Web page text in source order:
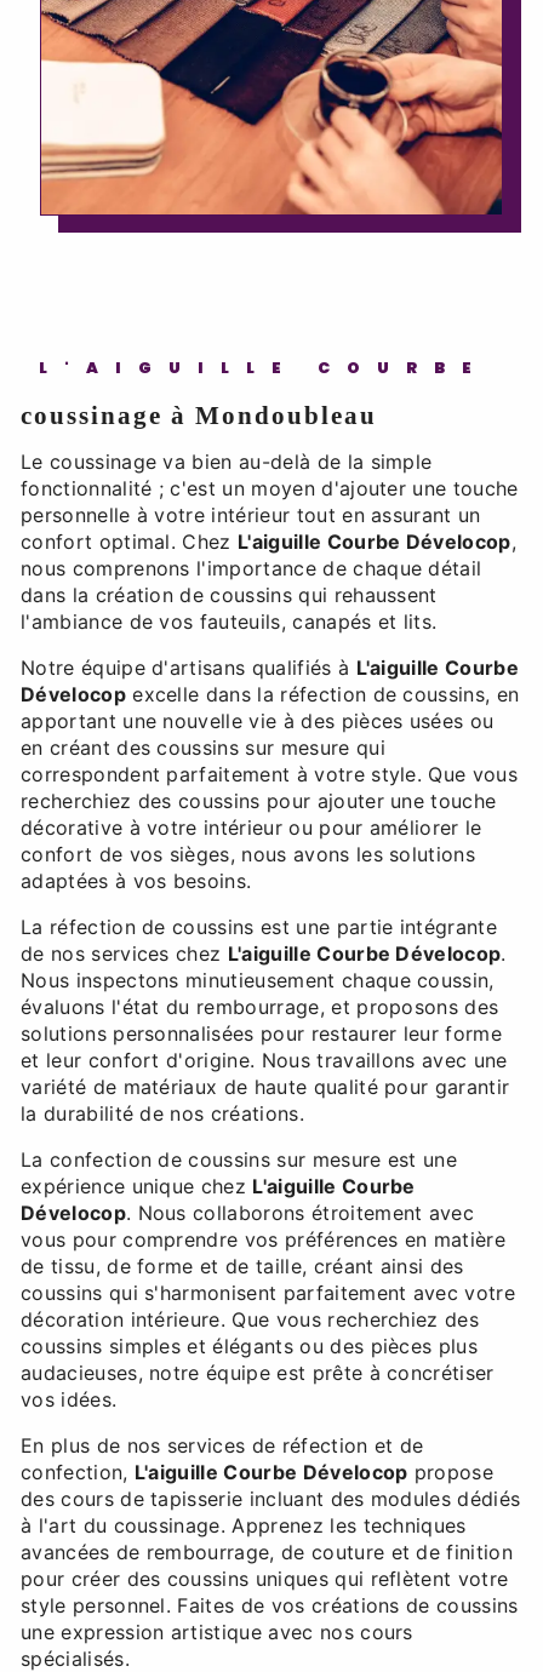
L'AIGUILLE COURBE
coussinage à Mondoubleau
Le coussinage va bien au-delà de la simple
fonctionnalité ; c'est un moyen d'ajouter une touche
personnelle à votre intérieur tout en assurant un
confort optimal. Chez L'aiguille Courbe Dévelocop,
nous comprenons l'importance de chaque détail
dans la création de coussins qui rehaussent
l'ambiance de vos fauteuils, canapés et lits.
Notre équipe d'artisans qualifiés à L'aiguille Courbe
Dévelocopexcelle dans la réfection de coussins, en
apportant une nouvelle vie à des pièces usées ou
en créant des coussins sur mesure qui
correspondent parfaitement à votre style. Que vous
recherchiez des coussins pour ajouter une touche
décorative à votre intérieur ou pour améliorer le
confort de vos sièges, nous avons les solutions
adaptées à vos besoins.
La réfection de coussins est une partie intégrante
de nos services chez L'aiguille Courbe Dévelocop.
Nous inspectons minutieusement chaque coussin,
évaluons l'état du rembourrage, et proposons des
solutions personnalisées pour restaurer leur forme
et leur confort d'origine. Nous travaillons avec une
variété de matériaux de haute qualité pour garantir
la durabilité de nos créations.
La confection de coussins sur mesure est une
expérience unique chez L'aiguille Courbe
Dévelocop. Nous collaborons étroitement avec
vous pour comprendre vos préférences en matière
de tissu, de forme et de taille, créant ainsi des
coussins qui s'harmonisent parfaitement avec votre
décoration intérieure. Que vous recherchiez des
coussins simples et élégants ou des pièces plus
audacieuses, notre équipe est prête à concrétiser
vos idées.
En plus de nos services de réfection et de
confection, L'aiguille Courbe Dévelocop propose
des cours de tapisserie incluant des modules dédiés
à l'art du coussinage. Apprenez les techniques
avancées de rembourrage, de couture et de finition
pour créer des coussins uniques qui reflètent votre
style personnel. Faites de vos créations de coussins
une expression artistique avec nos cours
spécialisés.